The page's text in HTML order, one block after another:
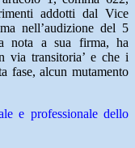
addotti dal Vice
nell’audizione del 5
nota a sua firma, ha
via transitoria’ e che i
fase, alcun mutamento
e professionale dello